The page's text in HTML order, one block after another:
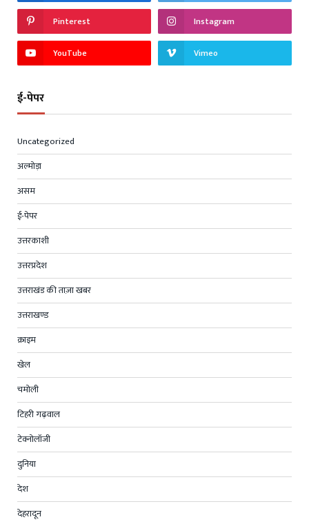
Pinterest Instagram
YouTube Vimeo
ई-पेपर
Uncategorized
अल्मोड़ा
असम
ई-पेपर
उत्तरकाशी
उत्तरप्रदेश
उत्तराखंड की ताज़ा खबर
उत्तराखण्ड
क्राइम
खेल
चमोली
टिहरी गढ़वाल
टेक्नोलॉजी
दुनिया
देश
देहरादून